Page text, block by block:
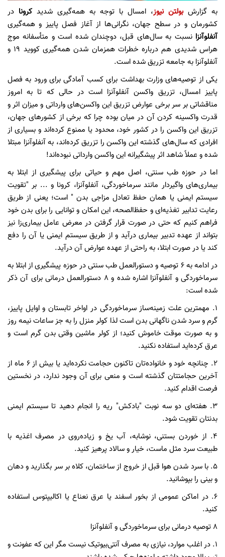
به گزارشبولتن نیوز، امسال با توجه به همه‌گیری شدید کرونا در
کشورمان و در سطح جهان، نگرانی‌ها از آغاز فصل پاییز و همه‌گیری
آنفلوآنزا نسبت به سال‌های قبل، دوچندان شده است و متأسفانه موج
هراس شدیدی هم درباره خطرات همزمان شدن همه‌گیری کووید 19 و
آنفلوآنزا به جامعه تزریق شده است.
یکی از توصیه‌های وزارت بهداشت برای کسب آمادگی برای ورود به فصل
پاییز امسال، تزریق واکسن آنفلوآنزا است در حالی که تا به امروز
مناقشاتی بر سر برخی عوارض تزریق این واکسن‌های وارداتی و میزان اثر و
قدرت واکسینه کردن آن در میان بوده چرا که برخی از کشورهای جهان،
تزریق این واکسن را در کشور خود، محدود یا ممنوع کرده‌اند و بسیاری از
افرادی که سال‌های گذشته این واکسن را تزریق کرده‌اند، به آنفلوآنزا مبتلا
شده‌ و عملاً شاهد اثر پیشگیرانه این واکسن وارداتی نبوده‌اند!
اما در حوزه طب سنتی، اصل مهم و حیاتی برای پیشگیری از ابتلا به
بیماری‌‌های واگیردار مانند سرما‌خوردگی، آنفلوآنزا، کرونا و ... بر "تقویت
سیستم ایمنی یا همان حفظ تعادل مزاجی بدن " است؛ یعنی از طریق
رعایت تدابیر تغذیه‌ای و حفظ‌الصحه، این امکان و توانایی را برای بدن خود
فراهم کنیم که حتی در صورت قرار گرفتن در معرض عامل بیماری‌زا نیز
بتواند از عهده تدبیر بیماری درآید و از طریق سیستم ایمنی یا آن را دفع
کند یا در صورت ابتلا، به راحتی از عهده عوارض آن درآید.
در ادامه به 6 توصیه و دستورالعمل طب سنتی در حوزه پیشگیری از ابتلا به
سرما‌خوردگی و آنفلوآنزا اشاره شده و 8 دستورالعمل درمانی برای آن ذکر
شده است:
1. مهمترین علت زمینه‌ساز سرماخوردگی در اواخر تابستان و اوایل پاییز،
گرم و سرد شدن ناگهانی بدن است لذا کولر منزل را به جز ساعات نیمه روز
و به صورت موقت خاموش کنید؛ از کولر ماشین وقتی بدن گرم است و
عرق کرده‌اید استفاده نکنید.
2. چنانچه خود و خانواده‌تان تاکنون حجامت نکرده‌اید یا بیش از 6 ماه از
آخرین حجامتتان گذشته است و منعی برای آن وجود ندارد، در نخستین
فرصت اقدام کنید.
3. هفته‌ای دو سه نوبت "بادکش" ریه را انجام دهید تا سیستم ایمنی
بدنتان تقویت شود.
4. از خوردن بستنی، نوشابه، آب یخ و زیاده‌روی در مصرف اغذیه با
طبیعت سرد مثل ماست، خیار و سالاد پرهیز کنید.
5. با سرد شدن هوا قبل از خروج از ساختمان، کلاه بر سر بگذارید و دهان
و بینی را بپوشانید.
6. در اماکن عمومی از بخور اسفند یا عرق نعناع یا اکالیپتوس استفاده
کنید.
8 توصیه درمانی برای سرماخوردگی و آنفلوآنزا
1. در اغلب موارد، نیازی به مصرف آنتی‌بیوتیک نیست مگر این که عفونت و